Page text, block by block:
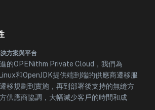
方案與平台
的OPENithm Private Cloud，我們為
和OpenJDK提供端到端的供應商遷移服
移規劃到實施，再到部署後支持的無縫方
供應商協調，大幅減少客戶的時間和成